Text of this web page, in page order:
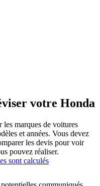
votre Honda
marques de voitures
et années. Vous devez
les devis pour voir
pouvez réaliser.
sont calculés